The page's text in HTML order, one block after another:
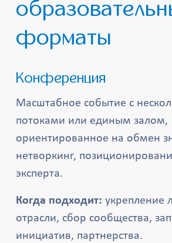
форматы
Конференция
Масштабное событие с
потоками или единым залом,
ориентированное на обмен
нетворкинг,
эксперта.
Когда подходит: укрепление
отрасли, сбор сообщества,
инициатив, партнерства.